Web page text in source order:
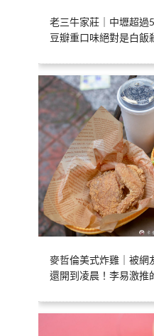
老三牛家莊｜中壢超過
豆瓣重口味絕對是白飯
麥哲倫美式炸雞｜被網
還開到凌晨！李易激推